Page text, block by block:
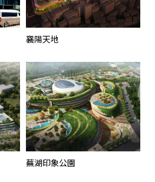
襄陽天地
蕪湖印象公園